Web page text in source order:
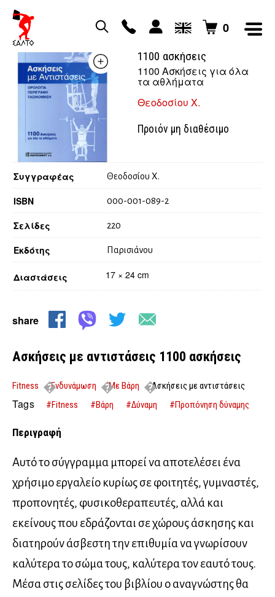
0
1100 ασκήσεις
1100 Ασκήσεις για όλα
τα αθλήματα
Θεοδοσίου Χ.
Προιόν μη διαθέσιμο
Διαστάσεις 17 × 24 cm
Συγγραφέας Θεοδοσίου Χ.
ISBN 000-001-089-2
Σελίδες 220
Εκδότης Παρισιάνου
share
Ασκήσεις με αντιστάσεις 1100 ασκήσεις
Fitness Ενδυνάμωση Με Βάρη
Ασκήσεις με αντιστάσεις
1100 ασκήσεις
Tags #Fitness #Βάρη #Δύναμη #Προπόνηση δύναμης
Περιγραφή
Αυτό το σύγγραμμα μπορεί να αποτελέσει ένα
χρήσιμο εργαλείο κυρίως σε φοιτητές, γυμναστές,
προπονητές, φυσικοθεραπευτές, αλλά και
εκείνους που εδράζονται σε χώρους άσκησης και
διατηρούν άσβεστη την επιθυμία να γνωρίσουν
καλύτερα το σώμα τους, καλύτερα τον εαυτό τους.
Μέσα στις σελίδες του βιβλίου ο αναγνώστης θα